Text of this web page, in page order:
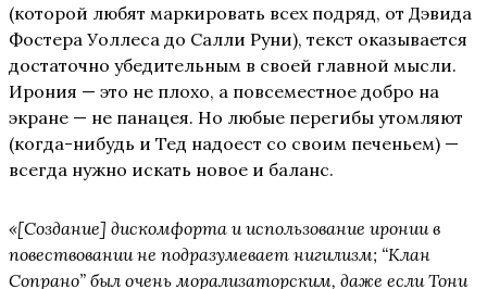
(которой любят маркировать всех подряд, от Дэвида
Фостера Уоллеса до Салли Руни), текст оказывается
достаточно убедительным в своей главной мысли.
Ирония — это не плохо, а повсеместное добро на
экране — не панацея. Но любые перегибы утомляют
(когда-нибудь и Тед надоест со своим печеньем) —
всегда нужно искать новое и баланс.
«[Создание] дискомфорта и использование иронии в
повествовании не подразумевает нигилизм; “Клан
Сопрано” был очень морализаторским, даже если Тони